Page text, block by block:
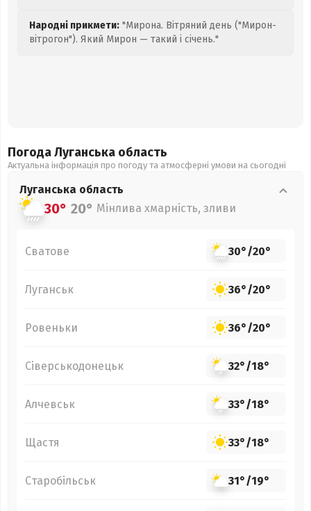
Народні прикмети: "Мирона. Вітряний день ("Мирон-
вітрогон"). Який Мирон — такий і січень."
Погода Луганська область
Актуальна інформація про погоду та атмосферні умови на сьогодні
Луганська область
30° 20° Мінлива хмарність, зливи
Сватове 30°/20°
Луганськ 36°/20°
Ровеньки 36°/20°
Сіверськодонецьк 32°/18°
Алчевськ 33°/18°
Щастя 33°/18°
Старобільськ 31°/19°